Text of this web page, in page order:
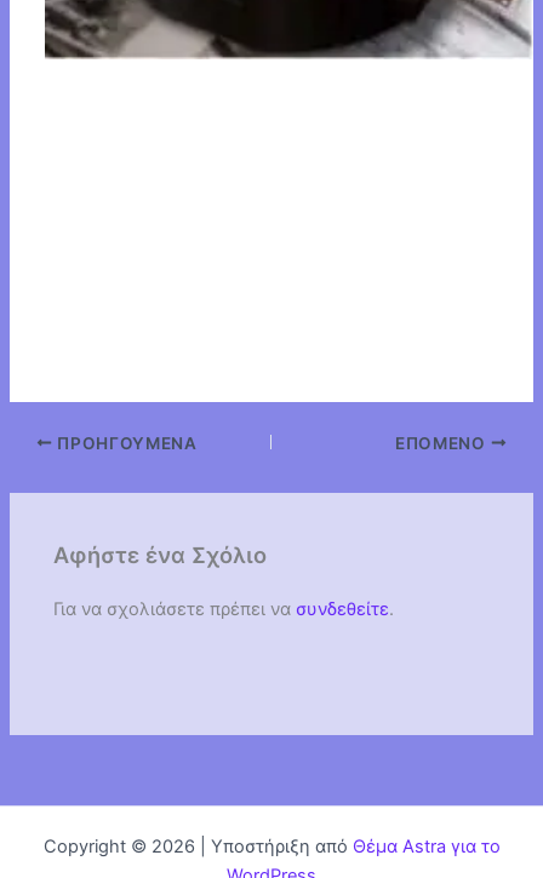
ΠΡΟΗΓΟΎΜΕΝΑ ΕΠΌΜΕΝΟ
Αφήστε ένα Σχόλιο
Για να σχολιάσετε πρέπει να συνδεθείτε.
Copyright © 2026 | Υποστήριξη από Θέμα Astra για το